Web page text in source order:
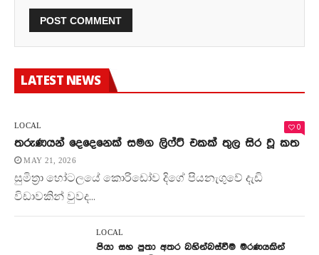
LATEST NEWS
LOCAL 0
තරුණයන් දෙදෙනෙක් සමග ලිෆ්ට් එකක් තුල සිර වූ කත
MAY 21, 2026
සුමිත්‍රා හෝටලයේ කොරිඩෝව දිගේ පියනැගුවේ දැඩි
විඩාවකින් වුවද...
LOCAL
පියා සහ පුතා අතර බහින්බස්වීම මරණයකින්